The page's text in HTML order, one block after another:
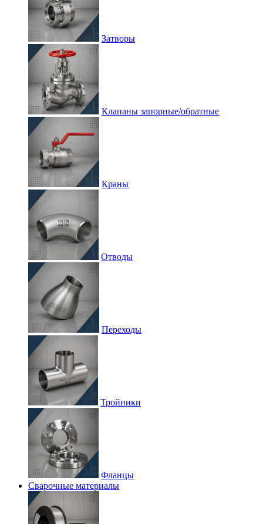
Затворы
Клапаны запорные/обратные
Краны
Отводы
Переходы
Тройники
Фланцы
Сварочные материалы